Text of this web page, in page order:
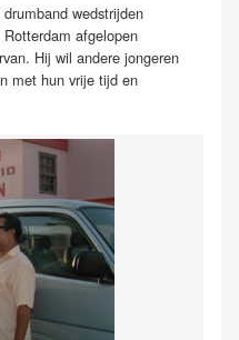
wedstrijden
Rotterdam afgelopen
Hij wil andere jongeren
met hun vrije tijd en